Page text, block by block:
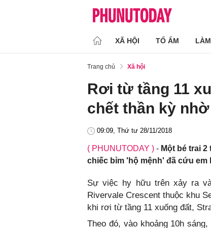
XÃ HỘI TỔ ẤM
Trang chủ Xã hội
Rơi từ tầng 11
chết thần kỳ
09:09, Thứ tư 28/11/2018
( PHUNUTODAY ) - Một bé trai
chiếc bỉm 'hộ mệnh' đã cứu em
Sự việc hy hữu trên xảy ra
Rivervale Crescent thuộc khu
khi rơi từ tầng 11 xuống đất,
Theo đó, vào khoảng 10h